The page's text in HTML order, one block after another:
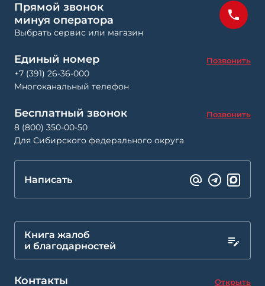
Прямой звонок
минуя оператора
Выбрать сервис или магазин
Единый номер Позвонить
+7 (391) 26-36-000
Многоканальный телефон
Бесплатный звонок Позвонить
8 (800) 350-00-50
Для Сибирского федерального округа
Написать
Книга жалоб
и благодарностей
Контакты Открыть